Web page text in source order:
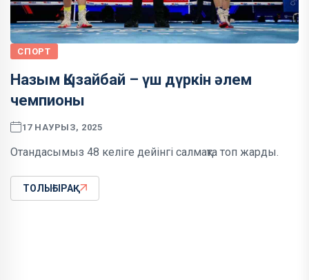
СПОРТ
Назым Қызайбай – үш дүркін әлем
чемпионы
17 НАУРЫЗ, 2025
Отандасымыз 48 келіге дейінгі салмақта топ жарды.
ТОЛЫҒЫРАҚ